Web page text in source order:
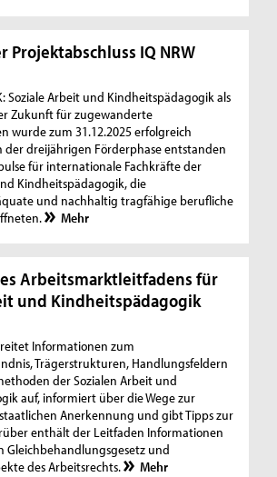
Projektabschluss IQ NRW
Soziale Arbeit und Kindheitspädagogik als
Zukunft für zugewanderte
wurde zum 31.12.2025 erfolgreich
der dreijährigen Förderphase entstanden
für internationale Fachkräfte der
Kindheitspädagogik, die
und nachhaltig tragfähige berufliche
Mehr
Arbeitsmarktleitfadens für
und Kindheitspädagogik
Informationen zum
Trägerstrukturen, Handlungsfeldern
der Sozialen Arbeit und
auf, informiert über die Wege zur
Anerkennung und gibt Tipps zur
enthält der Leitfaden Informationen
Gleichbehandlungsgesetz und
des Arbeitsrechts.
Mehr